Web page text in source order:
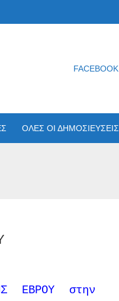
FACEBOOK
ΟΛΕΣ ΟΙ ΔΗΜΟΣΙΕΥΣΕΙΣ
ΕΒΡΟΥ στην